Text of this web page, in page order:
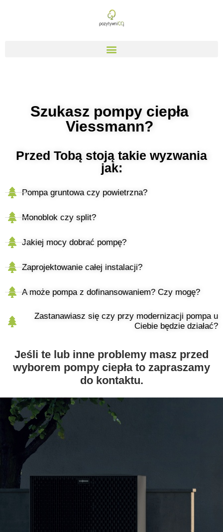
Szukasz pompy ciepła
Viessmann?
Przed Tobą stoją takie wyzwania
jak:
Pompa gruntowa czy powietrzna?
Monoblok czy split?
Jakiej mocy dobrać pompę?
Zaprojektowanie całej instalacji?
A może pompa z dofinansowaniem? Czy mogę?
Zastanawiasz się czy przy modernizacji pompa u
Ciebie będzie działać?
Jeśli te lub inne problemy masz przed
wyborem pompy ciepła to zapraszamy
do kontaktu.